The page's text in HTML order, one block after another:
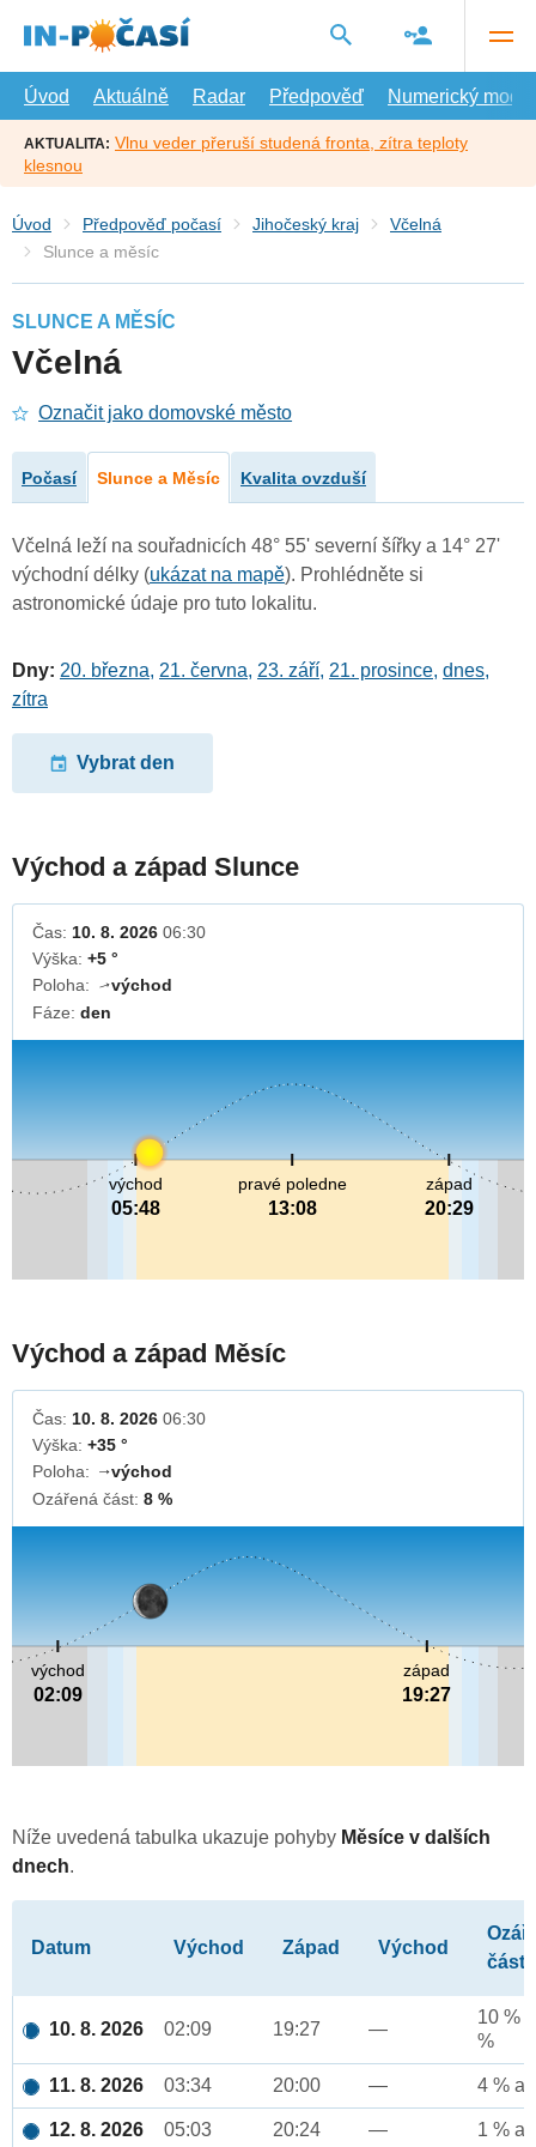
hlavní
Úvod
Aktuálně Radar Předpověď Numerický model
AKTUALITA: Vlnu veder přeruší studená fronta, zítra teploty
klesnou
Úvod Předpověď počasí Jihočeský kraj
Včelná
Slunce a měsíc
SLUNCE A MĚSÍC
Včelná
Označit jako domovské město
Počasí Slunce a Měsíc Kvalita ovzduší
Včelná leží na souřadnicích 48° 55' severní šířky a 14° 27'
východní délky (ukázat na mapě). Prohlédněte si
astronomické údaje pro tuto lokalitu.
Dny: 20. března, 21. června, 23. září, 21. prosince, dnes,
zítra
Vybrat den
Východ a západ Slunce
Čas: 10. 8. 2026 06:30
Výška: +5 °
Poloha:
↓východ
Fáze: den
pravé poledne
13:08
východ
05:48
západ
20:29
Východ a západ Měsíc
Čas: 10. 8. 2026 06:30
Výška: +35 °
Poloha:
↓východ
Ozářená část: 8 %
východ
02:09
západ
19:27
Níže uvedená tabulka ukazuje pohyby Měsíce v dalších
dnech.
Datum Východ Západ Východ
část
10. 8. 2026 02:09 19:27 —
10 %
%
11. 8. 2026 03:34 20:00 — 4 %
12. 8. 2026 05:03 20:24 — 1 %